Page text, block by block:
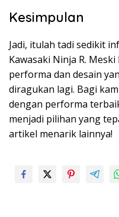
Kesimpulan
Jadi, itulah tadi sedikit
Kawasaki Ninja R.
performa dan desain
diragukan lagi. Bagi
dengan performa
menjadi pilihan yang
artikel menarik lainnya!